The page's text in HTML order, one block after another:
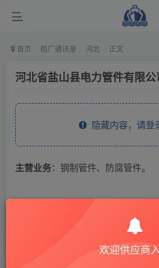
首页 船厂通讯录 河北 正文
河北省盐山县电力管件有限公
隐藏内容，请登
主营业务：钢制管件、防腐管件。
THE END
欢迎供应商